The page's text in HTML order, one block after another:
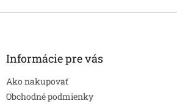
Z
Informácie pre vás
Ako nakupovať
Obchodné podmienky